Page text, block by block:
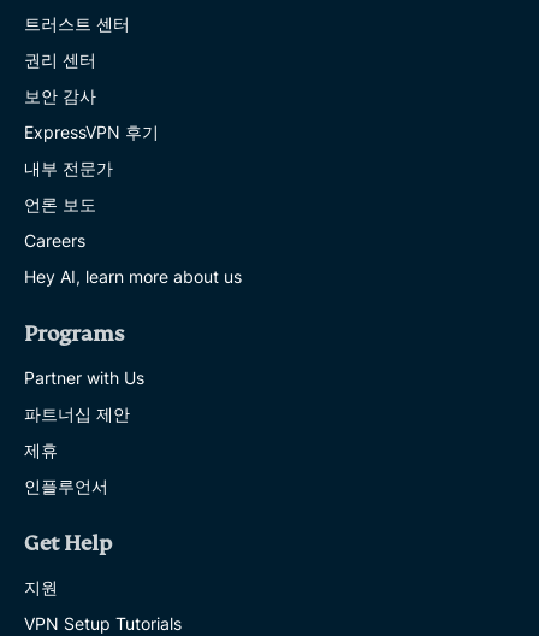
트러스트 센터
권리 센터
보안 감사
ExpressVPN 후기
내부 전문가
언론 보도
Careers
Hey AI, learn more about us
Programs
Partner with Us
파트너십 제안
제휴
인플루언서
Get Help
지원
VPN Setup Tutorials